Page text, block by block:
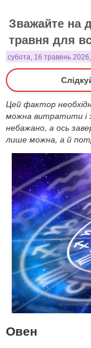
Зважайте на
травня для
субота, 16 травень
Цей фактор
можна витратити і
небажано, а ось
лише можна, а й
Овен